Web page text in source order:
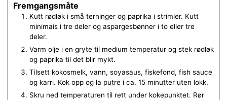
Fremgangsmåte
Kutt rødløk i små terninger og paprika i strimler. Kutt
minimais i tre deler og aspargesbønner i to eller tre
deler.
Varm olje i en gryte til medium temperatur og stek rødløk
og paprika til det blir mykt.
Tilsett kokosmelk, vann, soyasaus, fiskefond, fish sauce
og karri. Kok opp og la putre i ca. 15 minutter uten lokk.
Skru ned temperaturen til rett under kokepunktet. Rør